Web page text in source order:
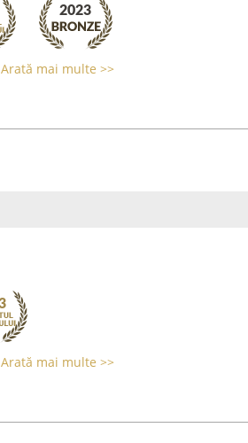
Arată mai multe >>
Arată mai multe >>